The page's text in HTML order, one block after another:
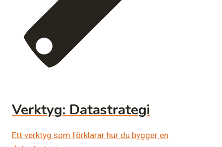
Verktyg: Datastrategi
Ett verktyg som förklarar hur du bygger en